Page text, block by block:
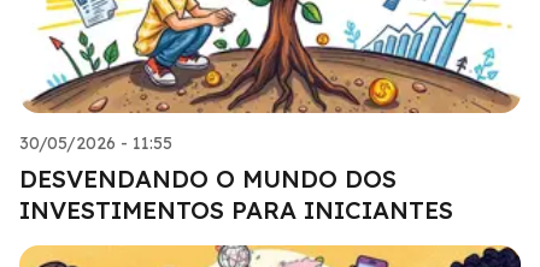
30/05/2026 - 11:55
DESVENDANDO O MUNDO DOS
INVESTIMENTOS PARA INICIANTES